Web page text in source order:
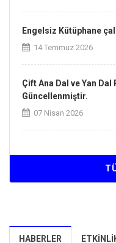
Engelsiz Kütüphane
14 Temmuz 2026
Çift Ana Dal ve Yan
Güncellenmiştir.
07 Nisan 2026
İlişkin Yönergesi
Yönetim Sistemi
HABERLER